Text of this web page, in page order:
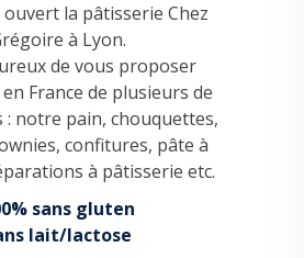
ouvert la pâtisserie Chez
à Lyon.
de vous proposer
France de plusieurs de
notre pain, chouquettes,
confitures, pâte à
à pâtisserie etc.
sans gluten
lait/lactose